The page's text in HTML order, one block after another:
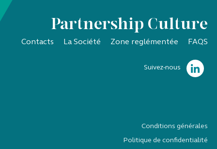
Partnership Culture
Contacts La Société Zone reglémentée FAQS
Suivez-nous
Conditions générales
Politique de confidentialité